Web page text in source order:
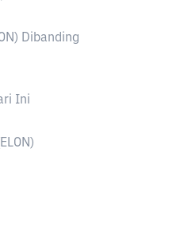
Dibanding
Ini